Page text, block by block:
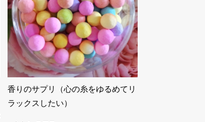
香りのサプリ（心の糸をゆるめてリ
ラックスしたい）